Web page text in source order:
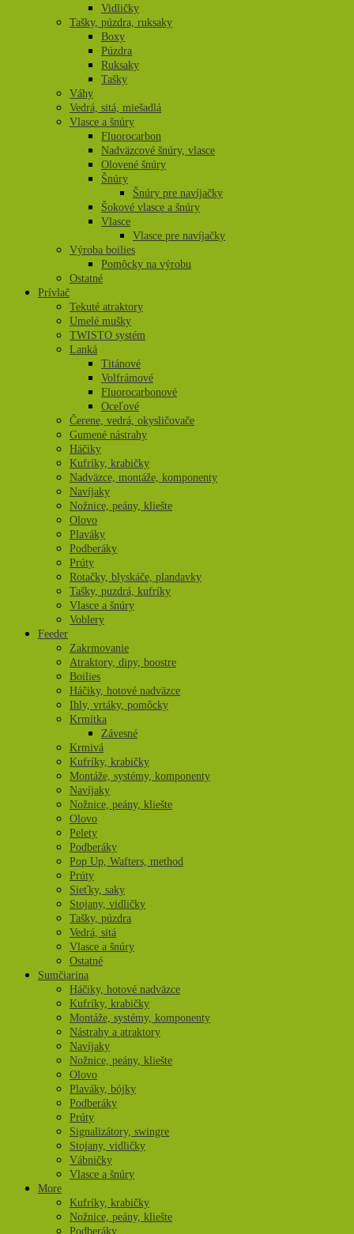
Vidličky
Tašky, púzdra, ruksaky
Boxy
Púzdra
Ruksaky
Tašky
Váhy
Vedrá, sitá, miešadlá
Vlasce a šnúry
Fluorocarbon
Nadväzcové šnúry, vlasce
Olovené šnúry
Šnúry
Šnúry pre navíjačky
Šokové vlasce a šnúry
Vlasce
Vlasce pre navíjačky
Výroba boilies
Pomôcky na výrobu
Ostatné
Prívlač
Tekuté atraktory
Umelé mušky
TWISTO systém
Lanká
Titánové
Volfrámové
Fluorocarbonové
Oceľové
Čerene, vedrá, okysličovače
Gumené nástrahy
Háčiky
Kufríky, krabičky
Nadväzce, montáže, komponenty
Navíjaky
Nožnice, peány, kliešte
Olovo
Plaváky
Podberáky
Prúty
Rotačky, blyskáče, plandavky
Tašky, puzdrá, kufríky
Vlasce a šnúry
Voblery
Feeder
Zakrmovanie
Atraktory, dipy, boostre
Boilies
Háčiky, hotové nadväzce
Ihly, vrtáky, pomôcky
Krmítka
Závesné
Krmivá
Kufríky, krabičky
Montáže, systémy, komponenty
Navíjaky
Nožnice, peány, kliešte
Olovo
Pelety
Podberáky
Pop Up, Wafters, method
Prúty
Sieťky, saky
Stojany, vidličky
Tašky, púzdra
Vedrá, sitá
Vlasce a šnúry
Ostatné
Sumčiarina
Háčiky, hotové nadväzce
Kufríky, krabičky
Montáže, systémy, komponenty
Nástrahy a atraktory
Navíjaky
Nožnice, peány, kliešte
Olovo
Plaváky, bójky
Podberáky
Prúty
Signalizátory, swingre
Stojany, vidličky
Vábničky
Vlasce a šnúry
More
Kufríky, krabičky
Nožnice, peány, kliešte
Podberáky